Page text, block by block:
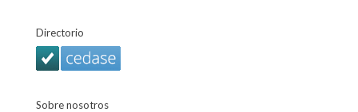
Directorio
Sobre nosotros